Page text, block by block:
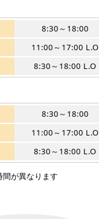
8:30～18:00
11:00～17:00 L.O
8:30～18:00 L.O
8:30～18:00
11:00～17:00 L.O
8:30～18:00 L.O
が異なります